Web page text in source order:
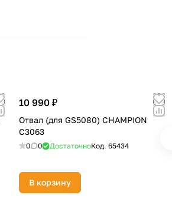
10 990 ₽
Отвал (для GS5080) CHAMPION
C3063
0 0 ДостаточноКод. 65434
В корзину